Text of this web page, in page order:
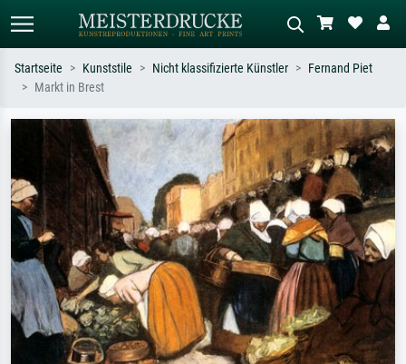
Suchen Sie nach Künstlern, Werktiteln
oder Stilen – z.B. Monet,
Sternennacht, Impressionismus, Welle
Hokusai, Akt.
Beschreiben Sie die Szene – z.B. Grüne
Wiese, Abstrakt mit viel Rot, Dunkles
Ölgemälde, Stehender Akt neben einem
Baum.
Startseite Kunststile Nicht klassifizierte Künstler
Fernand Piet
Markt in Brest